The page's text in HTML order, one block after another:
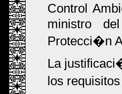
Control
ministro
Protecci�n
La
los